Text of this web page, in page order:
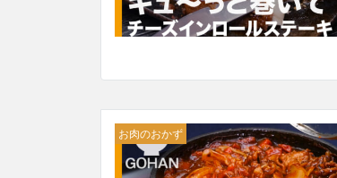
お肉のおかず